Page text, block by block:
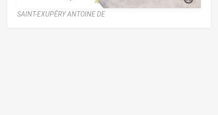
SAINT-EXUPÉRY ANTOINE DE